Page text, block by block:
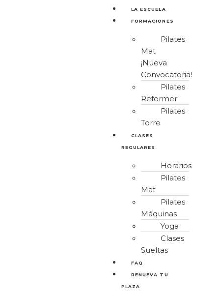
LA ESCUELA
FORMACIONES
Pilates
Mat
¡Nueva
Convocatoria!
Pilates
Reformer
Pilates
Torre
CLASES
REGULARES
Horarios
Pilates
Mat
Pilates
Máquinas
Yoga
Clases
Sueltas
FAQ
RENUEVA TU
PLAZA